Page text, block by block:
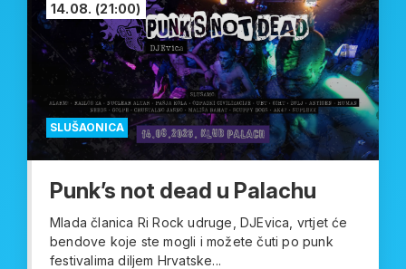
SLUŠAONICA
14.08. (21:00)
Punk’s not dead u Palachu
Mlada članica Ri Rock udruge, DJEvica, vrtjet će
bendove koje ste mogli i možete čuti po punk
festivalima diljem Hrvatske...